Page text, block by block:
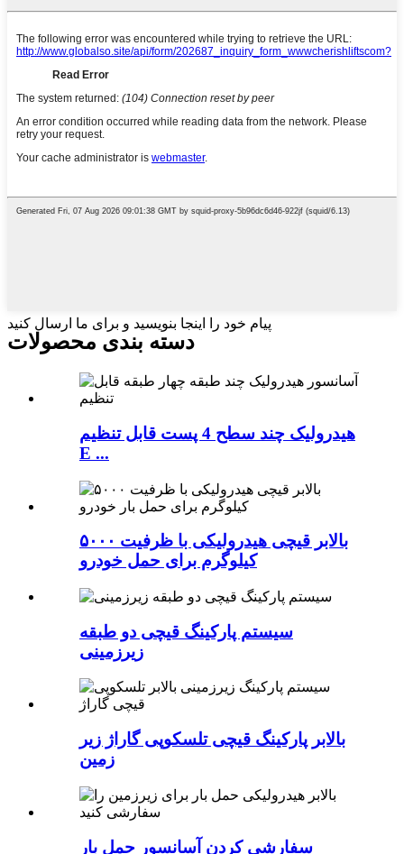
پیام خود را اینجا بنویسید و برای ما ارسال کنید
دسته بندی محصولات
هیدرولیک چند سطح 4 پست قابل تنظیم
E ...
بالابر قیچی هیدرولیکی با ظرفیت ۵۰۰۰
کیلوگرم برای حمل خودرو
سیستم پارکینگ قیچی دو طبقه
زیرزمینی
بالابر پارکینگ قیچی تلسکوپی گاراژ زیر
زمین
سفارشی کردن آسانسور حمل بار